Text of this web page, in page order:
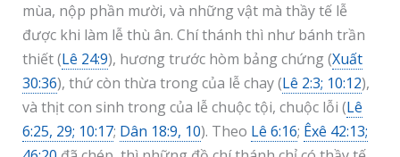
mùa, nộp phần mười, và những vật mà thầy tế lễ
được khi làm lễ thù ân. Chí thánh thì như bánh trần
thiết (Lê 24:9), hương trước hòm bảng chứng (Xuất
30:36), thứ còn thừa trong của lễ chay (Lê 2:3; 10:12),
và thịt con sinh trong của lễ chuộc tội, chuộc lỗi (Lê
6:25, 29; 10:17; Dân 18:9, 10). Theo Lê 6:16; Êxê 42:13;